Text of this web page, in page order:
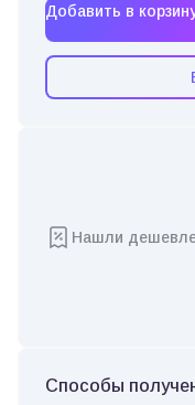
Добавить в
Нашли
Способы